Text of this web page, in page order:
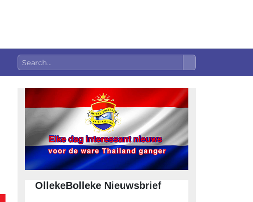
OllekeBolleke Nieuwsbrief